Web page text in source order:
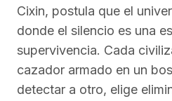
Cixin, postula que el
donde el silencio es una
supervivencia. Cada
cazador armado en un
detectar a otro, elige